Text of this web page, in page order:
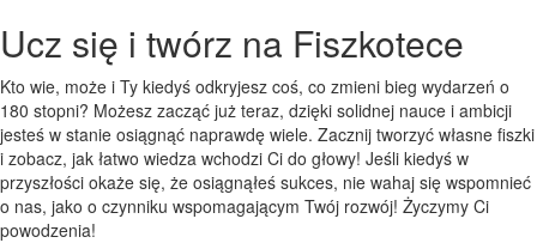
Ucz się i twórz na Fiszkotece
Kto wie, może i Ty kiedyś odkryjesz coś, co zmieni bieg wydarzeń o
180 stopni? Możesz zacząć już teraz, dzięki solidnej nauce i ambicji
jesteś w stanie osiągnąć naprawdę wiele. Zacznij tworzyć własne fiszki
i zobacz, jak łatwo wiedza wchodzi Ci do głowy! Jeśli kiedyś w
przyszłości okaże się, że osiągnąłeś sukces, nie wahaj się wspomnieć
o nas, jako o czynniku wspomagającym Twój rozwój! Życzymy Ci
powodzenia!